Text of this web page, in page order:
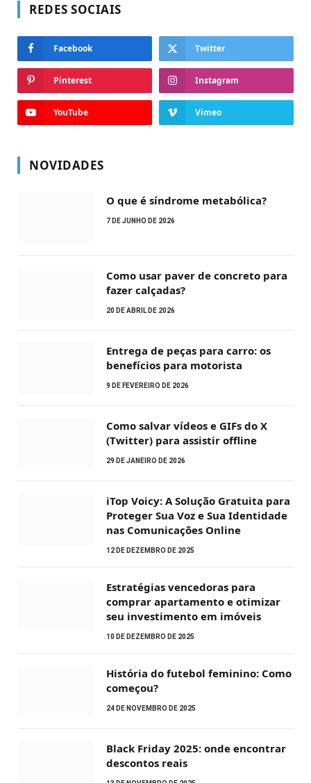
REDES SOCIAIS
Facebook Twitter
Pinterest Instagram
YouTube Vimeo
NOVIDADES
O que é síndrome metabólica?
7 DE JUNHO DE 2026
Como usar paver de concreto para
fazer calçadas?
20 DE ABRIL DE 2026
Entrega de peças para carro: os
benefícios para motorista
9 DE FEVEREIRO DE 2026
Como salvar vídeos e GIFs do X
(Twitter) para assistir offline
29 DE JANEIRO DE 2026
iTop Voicy: A Solução Gratuita para
Proteger Sua Voz e Sua Identidade
nas Comunicações Online
12 DE DEZEMBRO DE 2025
Estratégias vencedoras para
comprar apartamento e otimizar
seu investimento em imóveis
10 DE DEZEMBRO DE 2025
História do futebol feminino: Como
começou?
24 DE NOVEMBRO DE 2025
Black Friday 2025: onde encontrar
descontos reais